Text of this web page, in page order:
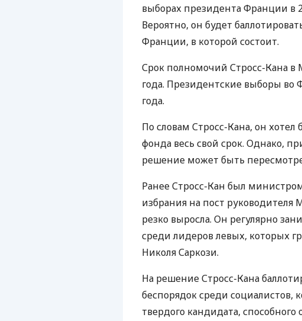
выборах президента Франции в
Вероятно, он будет
Франции, в которой состоит.
Срок полномочий Стросс-Кана в
года. Президентские выборы
года.
По словам Стросс-Кана, он хотел
фонда весь свой срок. Однако,
решение может быть
Ранее Стросс-Кан был
избрания на пост руководителя
резко выросла. Он регулярно
среди лидеров левых, которых
Николя Саркози.
На решение Стросс-Кана
беспорядок среди социалистов,
твердого кандидата,